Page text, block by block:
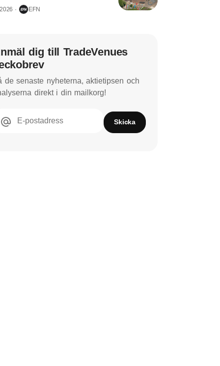
EFN
dig till TradeVenues
de senaste nyheterna, aktietipsen och
direkt i din mailkorg!
E-postadress Skicka